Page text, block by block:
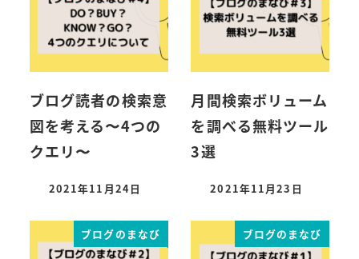
ブログ読者の検索意
図を考える〜4つの
クエリ〜
2021年11月24日
月間検索ボリューム
を調べる無料ツール
3選
2021年11月23日
ブログのまなび ブログのまなび